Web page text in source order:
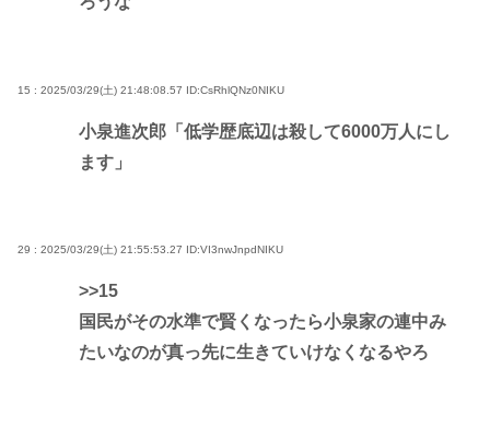
15 : 2025/03/29(土) 21:48:08.57 ID:CsRhlQNz0NIKU
小泉進次郎「低学歴底辺は殺して6000万人にし
ます」
29 : 2025/03/29(土) 21:55:53.27 ID:VI3nwJnpdNIKU
>>15
国民がその水準で賢くなったら小泉家の連中み
たいなのが真っ先に生きていけなくなるやろ